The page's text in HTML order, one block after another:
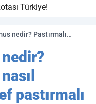
Türkiye!
nedir? Pastırmalı
yapımı..
pastırmalı